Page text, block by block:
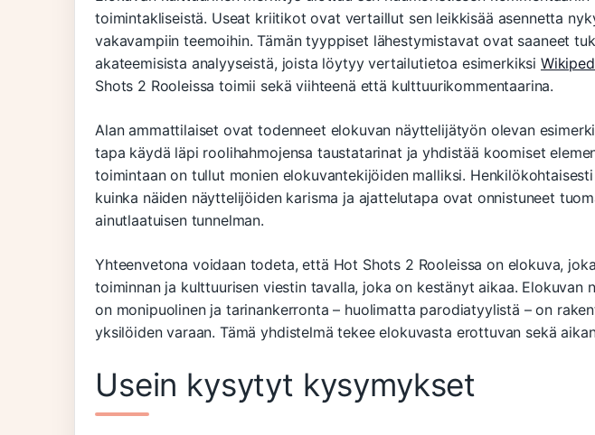
toimintakliseistä. Useat kriitikot ovat vertaillut sen leikkisää asennetta
vakavampiin teemoihin. Tämän tyyppiset lähestymistavat ovat saaneet
akateemisista analyyseistä, joista löytyy vertailutietoa esimerkiksi
Shots 2 Rooleissa toimii sekä viihteenä että kulttuurikommentaarina.
Alan ammattilaiset ovat todenneet elokuvan näyttelijätyön olevan
tapa käydä läpi roolihahmojensa taustatarinat ja yhdistää koomiset
toimintaan on tullut monien elokuvantekijöiden malliksi.
kuinka näiden näyttelijöiden karisma ja ajattelutapa ovat onnistuneet
ainutlaatuisen tunnelman.
Yhteenvetona voidaan todeta, että Hot Shots 2 Rooleissa on elokuva,
toiminnan ja kulttuurisen viestin tavalla, joka on kestänyt aikaa. Elokuvan
on monipuolinen ja tarinankerronta – huolimatta parodiatyylistä – on
yksilöiden varaan. Tämä yhdistelmä tekee elokuvasta erottuvan sekä
Usein kysytyt kysymykset